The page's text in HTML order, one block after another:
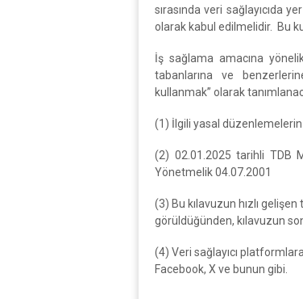
sırasında veri sağlayıcıda
olarak kabul edilmelidir. Bu
İş sağlama amacına
tabanlarına ve
kullanmak” olarak
(1) İlgili yasal
(2) 02.01.2025 tarihli TDB
Yönetmelik 04.07.2001
(3) Bu kılavuzun hızlı
görüldüğünden, kılavuzun
(4) Veri sağlayıcı
Facebook, X ve bunun gibi.